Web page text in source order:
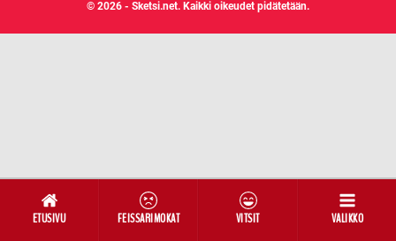
ETUSIVU FEISSARIMOKAT VITSIT VALIKKO
© 2026 - Sketsi.net. Kaikki oikeudet pidätetään.